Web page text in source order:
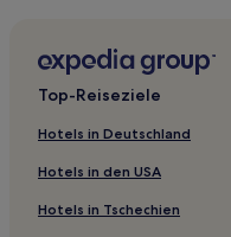
Boutique- nahe Via del
Haustierfreundliche in
Hotels mit
Familien nahe Via XX
Boutique- nahe Via XX
Top-Reiseziele
Hotels in Deutschland
Hotels in den USA
Hotels in Tschechien